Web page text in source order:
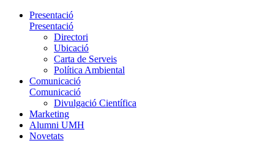
Presentació
Presentació
Directori
Ubicació
Carta de Serveis
Política Ambiental
Comunicació
Comunicació
Divulgació Científica
Marketing
Alumni UMH
Novetats